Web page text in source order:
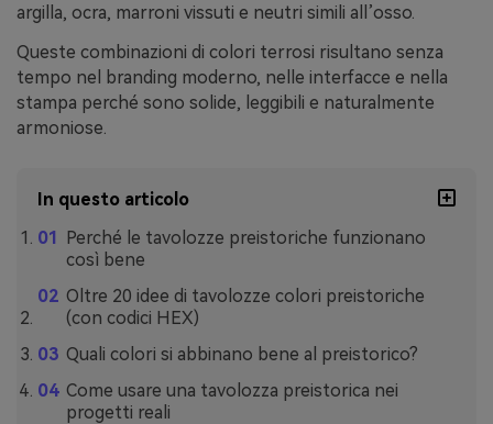
argilla, ocra, marroni vissuti e neutri simili all’osso.
Queste combinazioni di colori terrosi risultano senza
tempo nel branding moderno, nelle interfacce e nella
stampa perché sono solide, leggibili e naturalmente
armoniose.
In questo articolo
Perché le tavolozze preistoriche funzionano
così bene
Oltre 20 idee di tavolozze colori preistoriche
(con codici HEX)
Quali colori si abbinano bene al preistorico?
Come usare una tavolozza preistorica nei
progetti reali